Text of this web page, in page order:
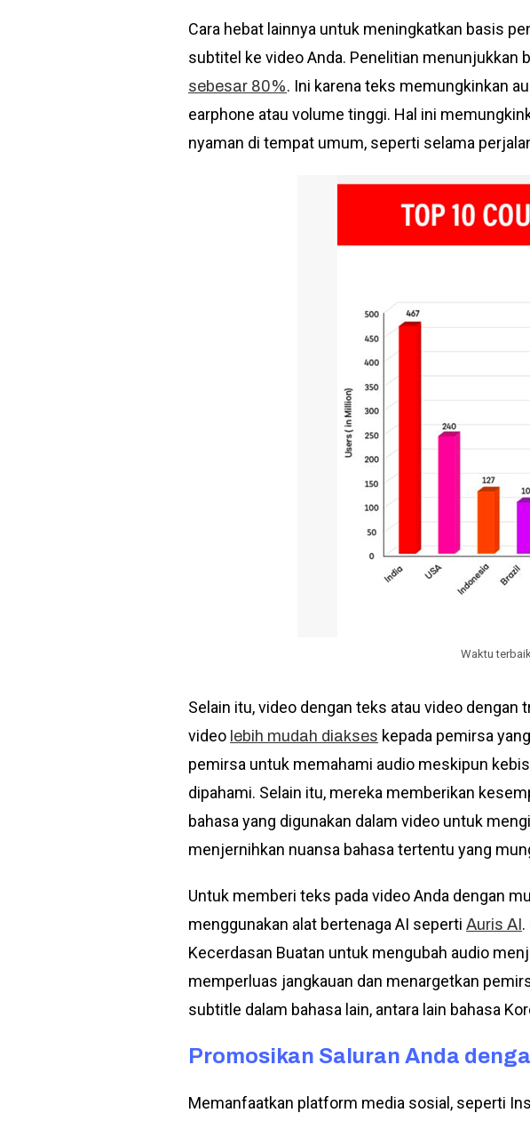
Cara hebat lainnya untuk meningkatkan basis
subtitel ke video Anda. Penelitian menunjukkan
sebesar 80%. Ini karena teks memungkinkan
earphone atau volume tinggi. Hal ini
nyaman di tempat umum, seperti selama
Waktu
Selain itu, video dengan teks atau video dengan
video lebih mudah diakses kepada pemirsa
pemirsa untuk memahami audio meskipun
dipahami. Selain itu, mereka memberikan
bahasa yang digunakan dalam video untuk
menjernihkan nuansa bahasa tertentu yang
Untuk memberi teks pada video Anda dengan
menggunakan alat bertenaga AI seperti Auris AI
Kecerdasan Buatan untuk mengubah audio
memperluas jangkauan dan menargetkan
subtitle dalam bahasa lain, antara lain bahasa
Promosikan Saluran Anda
Memanfaatkan platform media sosial, seperti